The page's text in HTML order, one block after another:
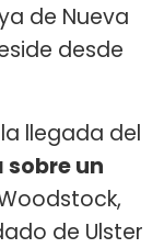
de Nueva
desde
llegada del
un
de Ulster